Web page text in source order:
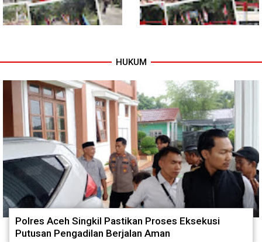
Tuntas Dibangun, Jembatan
Teladan Baru–Kuala Kepeng
TNI dan Warga Tuntaskan
Ekonomi Kian Terbuka
HUKUM
Polres Aceh Singkil Pastikan Proses Eksekusi
Putusan Pengadilan Berjalan Aman